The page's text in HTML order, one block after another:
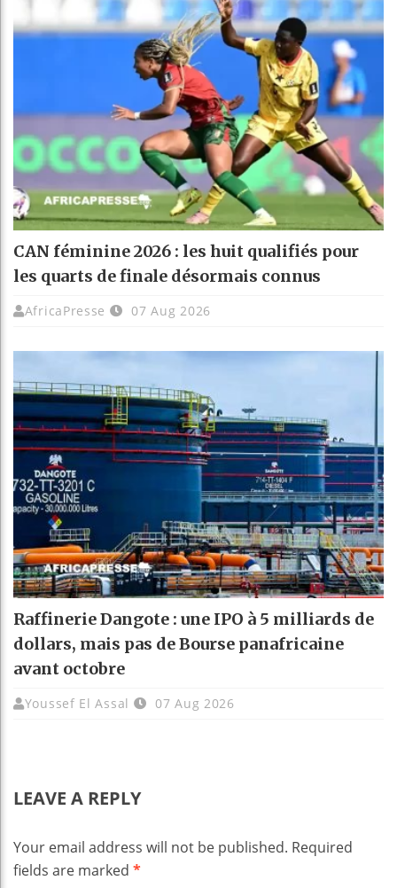
CAN féminine 2026 : les huit qualifiés pour
les quarts de finale désormais connus
AfricaPresse 07 Aug 2026
Raffinerie Dangote : une IPO à 5 milliards de
dollars, mais pas de Bourse panafricaine
avant octobre
Youssef El Assal 07 Aug 2026
LEAVE A REPLY
Your email address will not be published. Required
fields are marked *